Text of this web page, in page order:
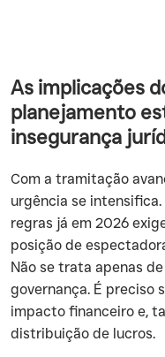
As implicações
planejamento
insegurança
Com a tramitação
urgência se
regras já em 2026
posição de
Não se trata apenas
governança. É preciso
impacto financeiro e,
distribuição de lucros.